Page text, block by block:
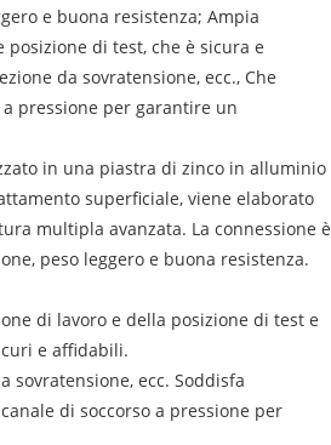
e buona resistenza; Ampia
di test, che è sicura e
da sovratensione, ecc., Che
pressione per garantire un
in una piastra di zinco in alluminio
superficiale, viene elaborato
multipla avanzata. La connessione è
peso leggero e buona resistenza.
di lavoro e della posizione di test e
e affidabili.
sovratensione, ecc. Soddisfa
di soccorso a pressione per